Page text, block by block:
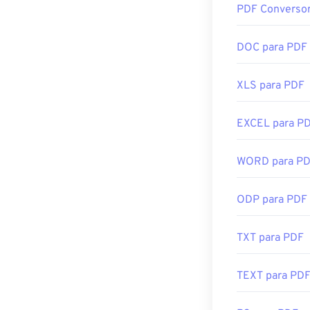
plataformas.
convertido
Lançamento
A maioria das
mais popular
A maioria dos
que abra
gratuitos.
Lançamento
https://
PDF
DOC para PDF
XLS para PDF
EXCEL para
WORD para
ODP para PDF
TXT para PDF
TEXT para PDF